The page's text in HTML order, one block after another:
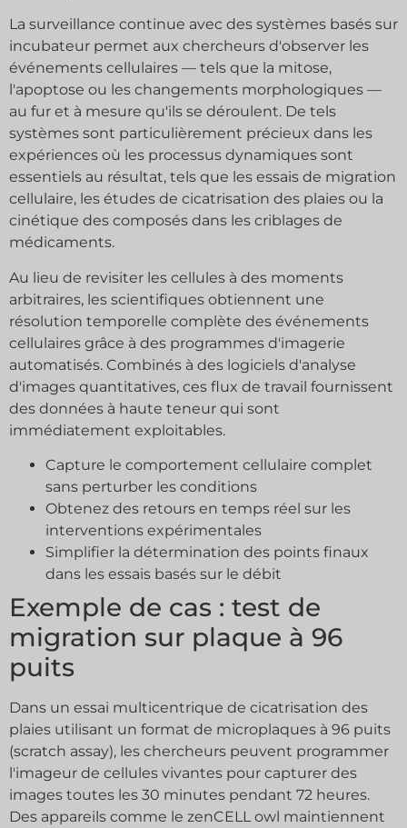
La surveillance continue avec des systèmes basés sur
incubateur permet aux chercheurs d'observer les
événements cellulaires — tels que la mitose,
l'apoptose ou les changements morphologiques —
au fur et à mesure qu'ils se déroulent. De tels
systèmes sont particulièrement précieux dans les
expériences où les processus dynamiques sont
essentiels au résultat, tels que les essais de migration
cellulaire, les études de cicatrisation des plaies ou la
cinétique des composés dans les criblages de
médicaments.
Au lieu de revisiter les cellules à des moments
arbitraires, les scientifiques obtiennent une
résolution temporelle complète des événements
cellulaires grâce à des programmes d'imagerie
automatisés. Combinés à des logiciels d'analyse
d'images quantitatives, ces flux de travail fournissent
des données à haute teneur qui sont
immédiatement exploitables.
Capture le comportement cellulaire complet
sans perturber les conditions
Obtenez des retours en temps réel sur les
interventions expérimentales
Simplifier la détermination des points finaux
dans les essais basés sur le débit
Exemple de cas : test de
migration sur plaque à 96
puits
Dans un essai multicentrique de cicatrisation des
plaies utilisant un format de microplaques à 96 puits
(scratch assay), les chercheurs peuvent programmer
l'imageur de cellules vivantes pour capturer des
images toutes les 30 minutes pendant 72 heures.
Des appareils comme le zenCELL owl maintiennent